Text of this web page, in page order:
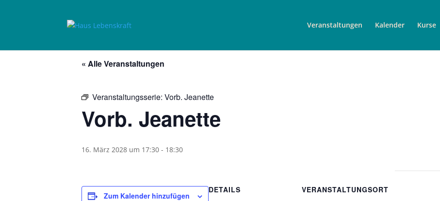
Veranstaltungen Kalender Kurse
« Alle Veranstaltungen
Veranstaltungsserie: Vorb. Jeanette
Vorb. Jeanette
16. März 2028 um 17:30 - 18:30
Zum Kalender hinzufügen
DETAILS
VERANSTALTUNGSORT